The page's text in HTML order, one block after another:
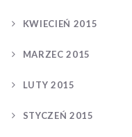
KWIECIEŃ 2015
MARZEC 2015
LUTY 2015
STYCZEŃ 2015